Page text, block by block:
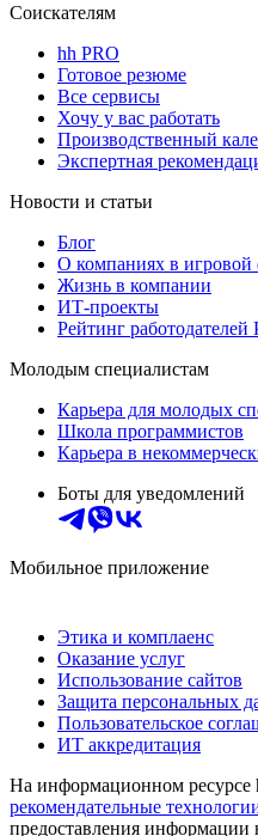
Соискателям
hh PRO
Готовое резюме
Все сервисы
Хочу у вас работать
Производственный
Экспертная
Новости и статьи
Блог
О компаниях в игровой
Жизнь в компании
ИТ-проекты
Рейтинг работодателей
Молодым специалистам
Карьера для молодых
Школа программистов
Карьера в
Боты для уведомлений
Мобильное приложение
Этика и комплаенс
Оказание услуг
Использование сайтов
Защита персональных
Пользовательское
ИТ аккредитация
На информационном ресурсе
рекомендательные
предоставления информации